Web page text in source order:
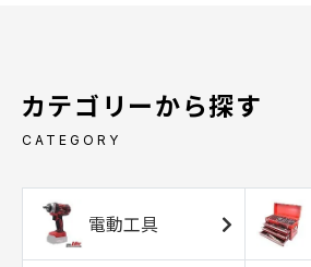
カテゴリーから探す
CATEGORY
電動工具